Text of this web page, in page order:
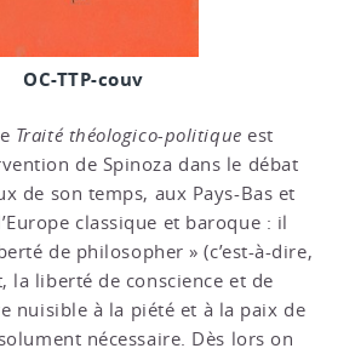
OC-TTP-couv
Traité théologico-politique est
de Spinoza dans le débat
de son temps, aux Pays-Bas et
classique et baroque : il
de philosopher » (c’est-à-dire,
la liberté de conscience et de
nuisible à la piété et à la paix de
nécessaire. Dès lors on